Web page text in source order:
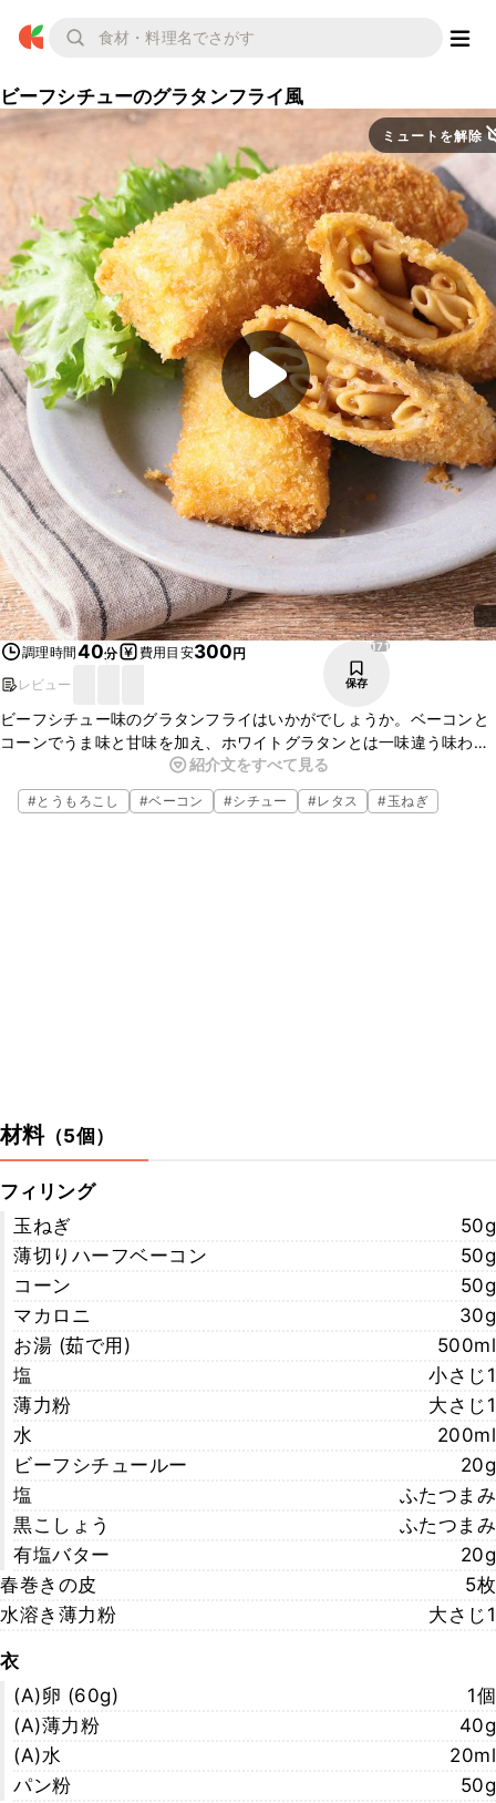
ビーフシチューのグラタンフライ風
ミュートを解除
調理時間40分 費用目安300円
レビュー
171
保存
ビーフシチュー味のグラタンフライはいかがでしょうか。ベーコンと
コーンでうま味と甘味を加え、ホワイトグラタンとは一味違う味わい
です。ごはんのおかずとしてはもちろん、おやつにもおすすめです。
ぜひ、お試しください。
紹介文をすべて見る
#とうもろこし #ベーコン #シチュー #レタス #玉ねぎ
材料（5個 ）
フィリング
玉ねぎ
50g
薄切りハーフベーコン
50g
コーン
50g
マカロニ
30g
お湯 (茹で用)
500ml
塩
小さじ1
薄力粉
大さじ1
水
200ml
ビーフシチュールー
20g
塩
ふたつまみ
黒こしょう
ふたつまみ
有塩バター
20g
春巻きの皮
5枚
水溶き薄力粉
大さじ1
衣
(A)卵 (60g)
1個
(A)薄力粉
40g
(A)水
20ml
パン粉
50g